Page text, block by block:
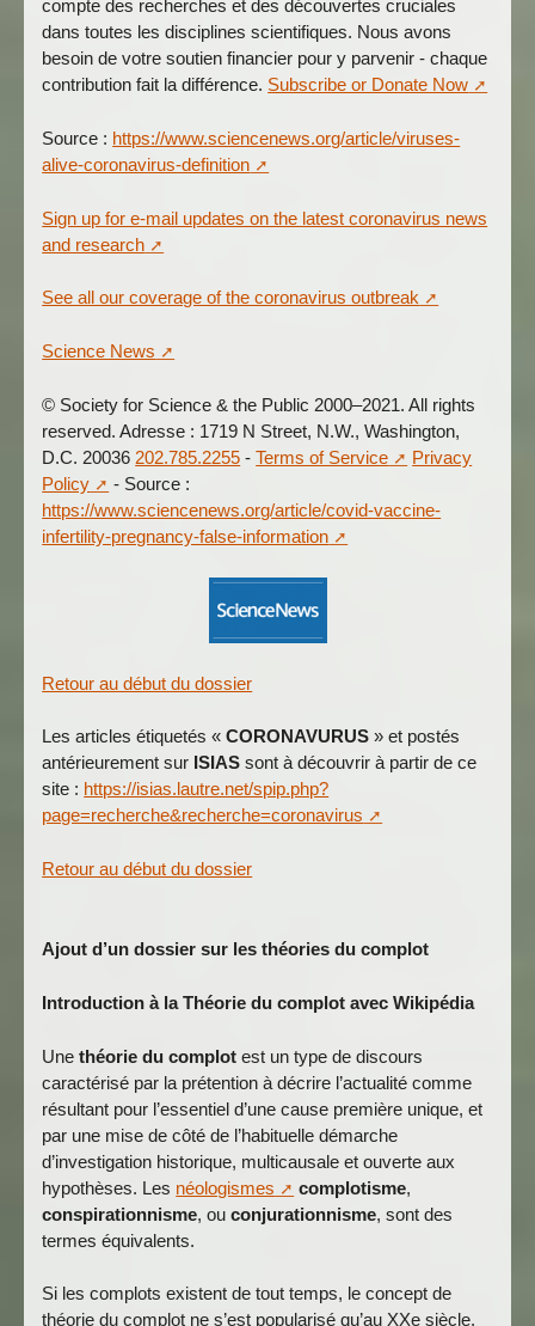
compte des recherches et des découvertes cruciales
dans toutes les disciplines scientifiques. Nous avons
besoin de votre soutien financier pour y parvenir - chaque
contribution fait la différence. Subscribe or Donate Now
Source : https://www.sciencenews.org/article/viruses-
alive-coronavirus-definition
Sign up for e-mail updates on the latest coronavirus news
and research
See all our coverage of the coronavirus outbreak
Science News
© Society for Science & the Public 2000–2021. All rights
reserved. Adresse : 1719 N Street, N.W., Washington,
D.C. 20036 202.785.2255 -Terms of Service
Privacy
Policy
- Source :
https://www.sciencenews.org/article/covid-vaccine-
infertility-pregnancy-false-information
Retour au début du dossier
Les articles étiquetés «CORONAVURUS » et postés
antérieurement sur ISIAS sont à découvrir à partir de ce
site : https://isias.lautre.net/spip.php?
page=recherche&recherche=coronavirus
Retour au début du dossier
Ajout d’un dossier sur lesthéories du complot
Introduction à la Théorie du complot avec Wikipédia
Unethéorie du complot est un type de discours
caractérisé par la prétention à décrire l’actualité comme
résultant pour l’essentiel d’une cause première unique, et
par une mise de côté de l’habituelle démarche
d’investigation historique, multicausale et ouverte aux
hypothèses. Les néologismes complotisme,
conspirationnisme, ouconjurationnisme, sont des
termes équivalents.
Si les complots existent de tout temps, le concept de
théorie du complot ne s’est popularisé qu’au XXe siècle.